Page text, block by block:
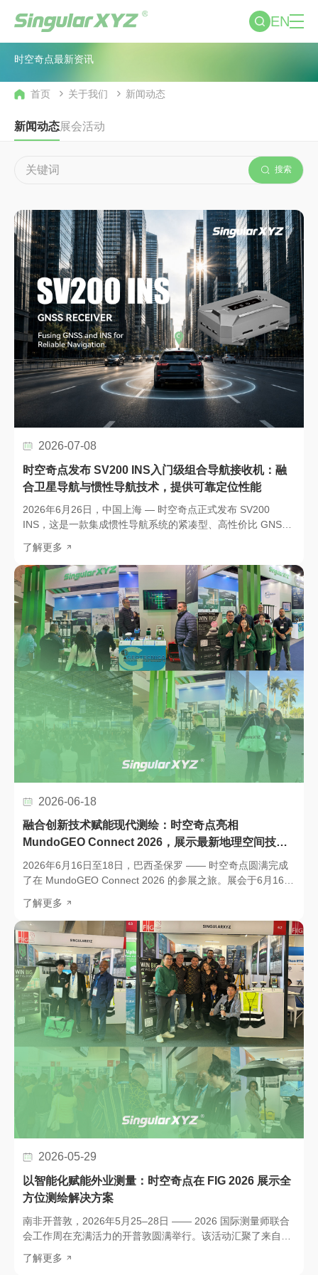
EN
新闻动态
时空奇点最新资讯
首页 关于我们 新闻动态
新闻动态展会活动
搜索
2026-07-08
时空奇点发布 SV200 INS入门级组合导航接收机：融
合卫星导航与惯性导航技术，提供可靠定位性能
2026年6月26日，中国上海 — 时空奇点正式发布 SV200
INS，这是一款集成惯性导航系统的紧凑型、高性价比 GNSS
接收机，旨在为用户提供可靠定位与连续导航能力。作为一款
入门级组合导航接收机，SV200 INS 将 GNSS 定位与集成式
INS 技术深度融合，即使在卫星信号短暂中断的情况下，仍能
保持稳定可靠的定位性能。产品适用于自动驾驶平台、机器
人、移动测图、精准农业、船舶导航等多种应用场景。
了解更多
2026-06-18
融合创新技术赋能现代测绘：时空奇点亮相
MundoGEO Connect 2026，展示最新地理空间技术
成果
2026年6月16日至18日，巴西圣保罗 —— 时空奇点圆满完成
了在 MundoGEO Connect 2026 的参展之旅。展会于6月16日
来自拉丁美洲及全球各地的行业专业人士、合作伙伴和客户，
展示了最新的定位、测量及地理空间解决方案，并进一步加强
了与区域市场的联系。
了解更多
2026-05-29
以智能化赋能外业测量：时空奇点在 FIG 2026 展示全
方位测绘解决方案
南非开普敦，2026年5月25–28日 —— 2026 国际测量师联合
会工作周在充满活力的开普敦圆满举行。该活动汇聚了来自全
球的地理空间专业人士、测量师及行业专家。作为国际测量师
联合会（FIG）的年度官方工作周，该展会是全球测绘、测量
了解更多